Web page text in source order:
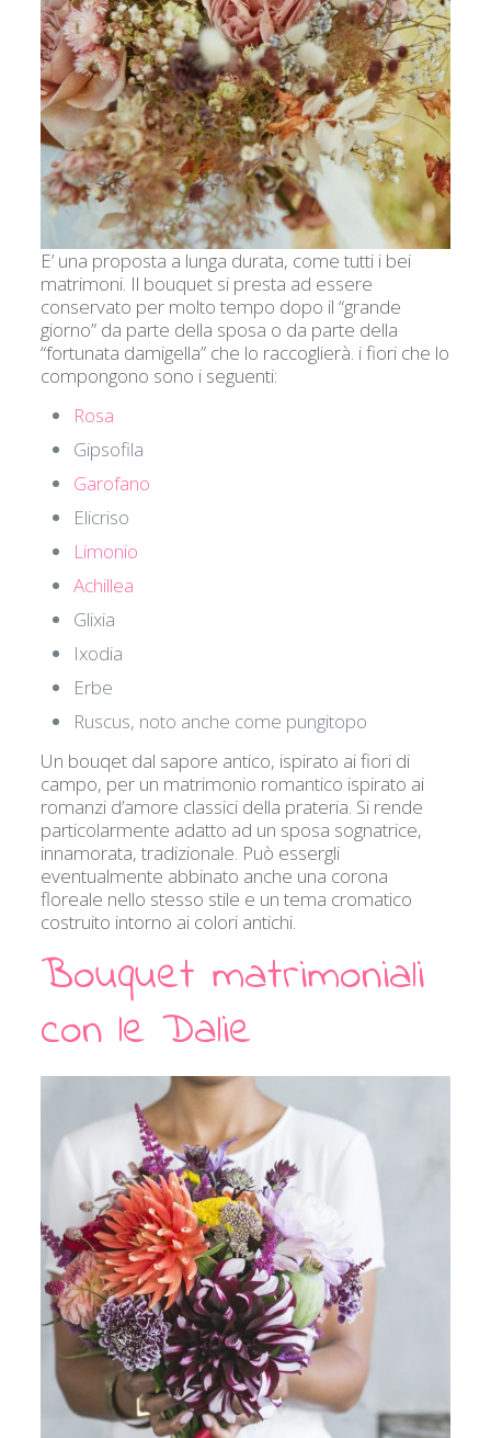
E’ una proposta a lunga durata, come tutti i bei
matrimoni. Il bouquet si presta ad essere
conservato per molto tempo dopo il “grande
giorno” da parte della sposa o da parte della
“fortunata damigella” che lo raccoglierà. i fiori che lo
compongono sono i seguenti:
Rosa
Gipsofila
Garofano
Elicriso
Limonio
Achillea
Glixia
Ixodia
Erbe
Ruscus, noto anche come pungitopo
Un bouqet dal sapore antico, ispirato ai fiori di
campo, per un matrimonio romantico ispirato ai
romanzi d’amore classici della prateria. Si rende
particolarmente adatto ad un sposa sognatrice,
innamorata, tradizionale. Può essergli
eventualmente abbinato anche una corona
floreale nello stesso stile e un tema cromatico
costruito intorno ai colori antichi.
Bouquet matrimoniali
con le Dalie